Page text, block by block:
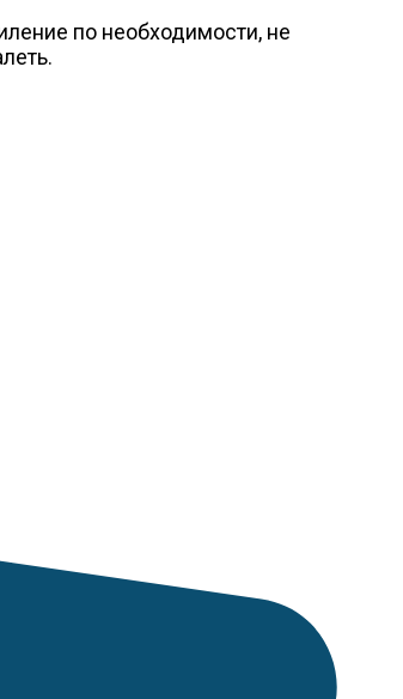
по необходимости, не